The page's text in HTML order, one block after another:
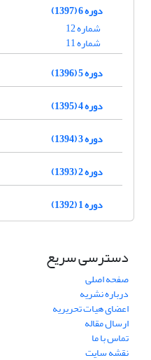
دوره 6 (1397)
شماره 12
شماره 11
دوره 5 (1396)
دوره 4 (1395)
دوره 3 (1394)
دوره 2 (1393)
دوره 1 (1392)
دسترسی سریع
صفحه اصلی
درباره نشریه
اعضای هیات تحریریه
ارسال مقاله
تماس با ما
نقشه سایت